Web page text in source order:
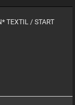
TEXTIL / START